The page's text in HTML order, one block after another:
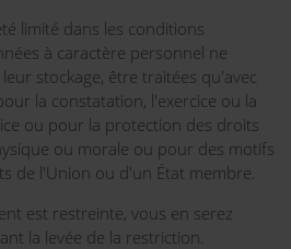
limité dans les conditions
à caractère personnel ne
stockage, être traitées qu'avec
la constatation, l'exercice ou la
ou pour la protection des droits
ou morale ou pour des motifs
de l'Union ou d'un État membre.
est restreinte, vous en serez
la levée de la restriction.